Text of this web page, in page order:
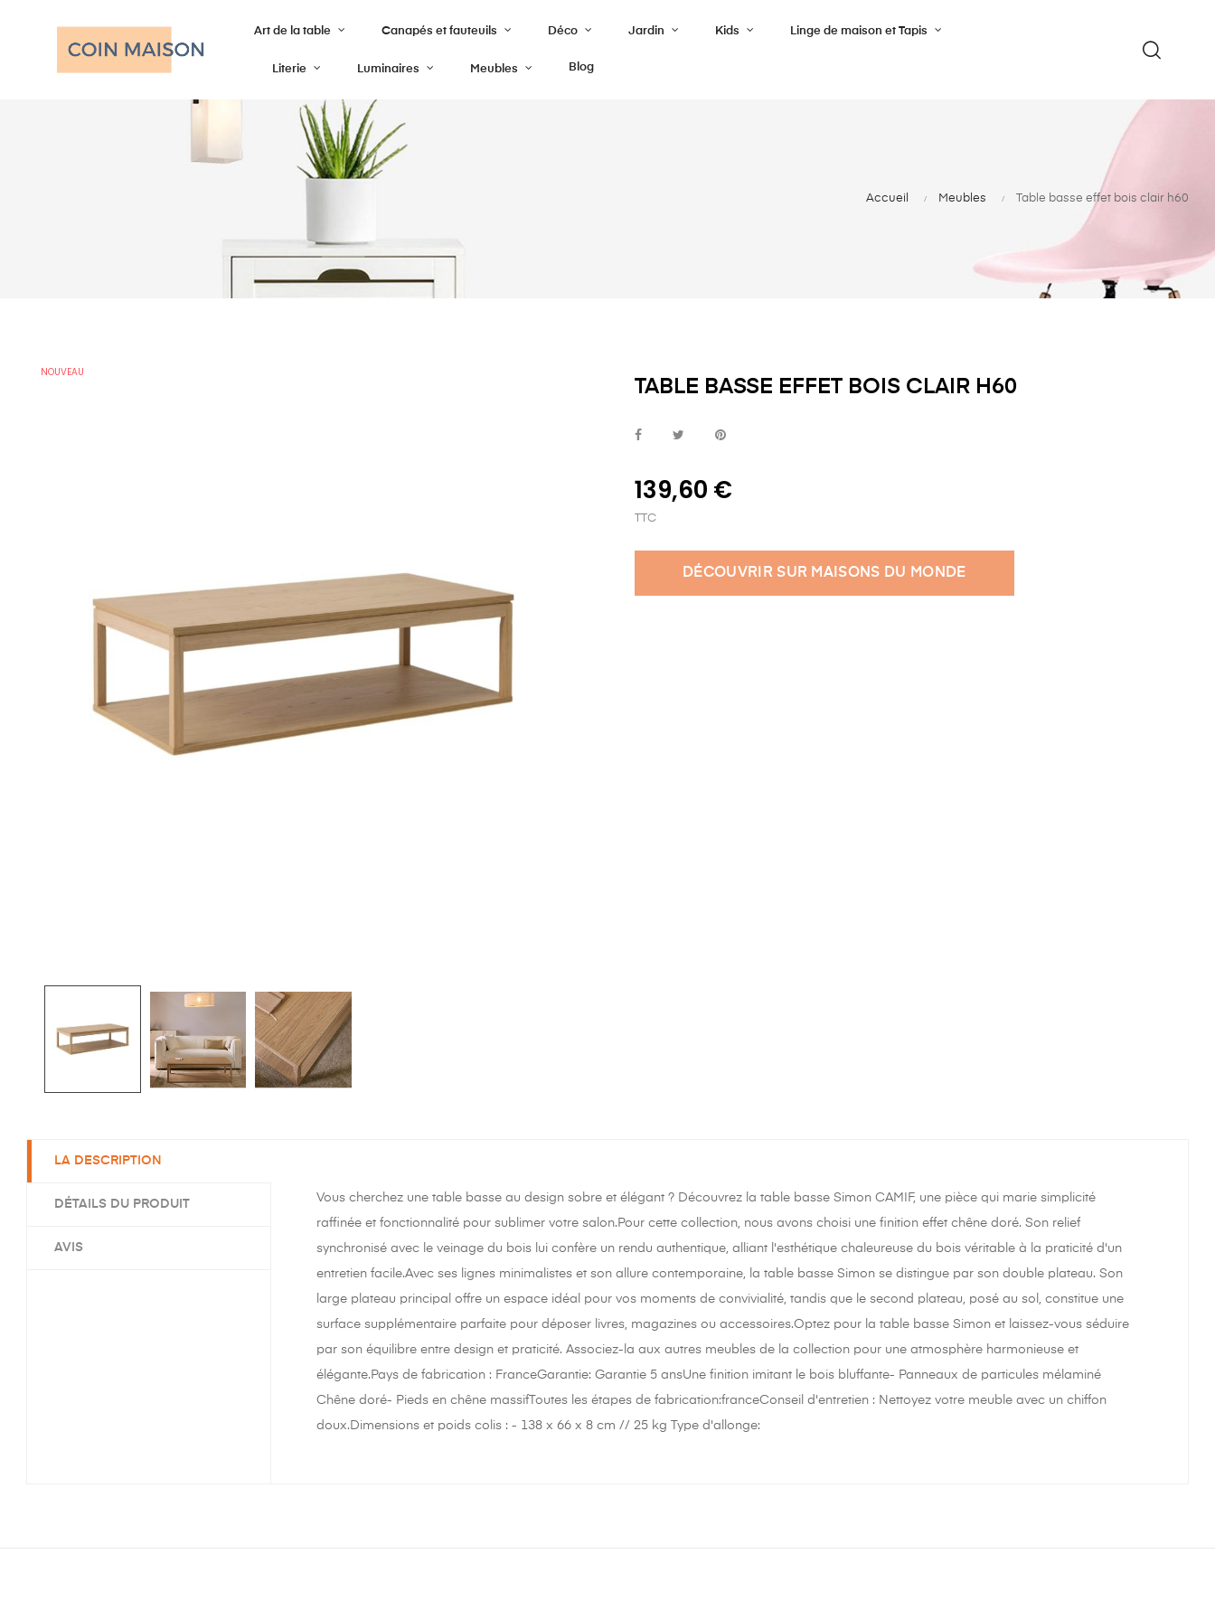
Art de la table Canapés et fauteuils Déco Jardin Kids Linge de maison et Tapis
Literie Luminaires Meubles Blog
Accueil Meubles Table basse effet bois clair h60
NOUVEAU
TABLE BASSE EFFET BOIS CLAIR H60
139,60 €
TTC
DÉCOUVRIR SUR MAISONS DU MONDE
LA DESCRIPTION
DÉTAILS DU PRODUIT
AVIS
Vous cherchez une table basse au design sobre et élégant ? Découvrez la table basse Simon CAMIF, une pièce qui marie simplicité
raffinée et fonctionnalité pour sublimer votre salon.Pour cette collection, nous avons choisi une finition effet chêne doré. Son relief
synchronisé avec le veinage du bois lui confère un rendu authentique, alliant l'esthétique chaleureuse du bois véritable à la praticité d'un
entretien facile.Avec ses lignes minimalistes et son allure contemporaine, la table basse Simon se distingue par son double plateau. Son
large plateau principal offre un espace idéal pour vos moments de convivialité, tandis que le second plateau, posé au sol, constitue une
surface supplémentaire parfaite pour déposer livres, magazines ou accessoires.Optez pour la table basse Simon et laissez-vous séduire
par son équilibre entre design et praticité. Associez-la aux autres meubles de la collection pour une atmosphère harmonieuse et
élégante.Pays de fabrication : FranceGarantie: Garantie 5 ansUne finition imitant le bois bluffante- Panneaux de particules mélaminé
Chêne doré- Pieds en chêne massifToutes les étapes de fabrication:franceConseil d'entretien : Nettoyez votre meuble avec un chiffon
doux.Dimensions et poids colis : - 138 x 66 x 8 cm // 25 kg Type d'allonge: